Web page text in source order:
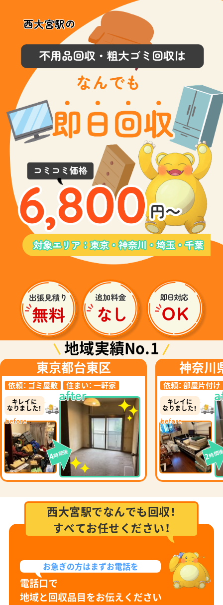
西大宮駅の
地域実績No.1
東京都台東区
依頼： ゴミ屋敷 住まい： 一軒家
キレイに
なりました！
4時間後
神奈川
依頼： 部屋片付け
キレイに
なりました！
2時間
西大宮駅でなんでも回収！
すべてお任せください！
お急ぎの方はまずお電話を
電話口で
地域と回収品目をお伝えください